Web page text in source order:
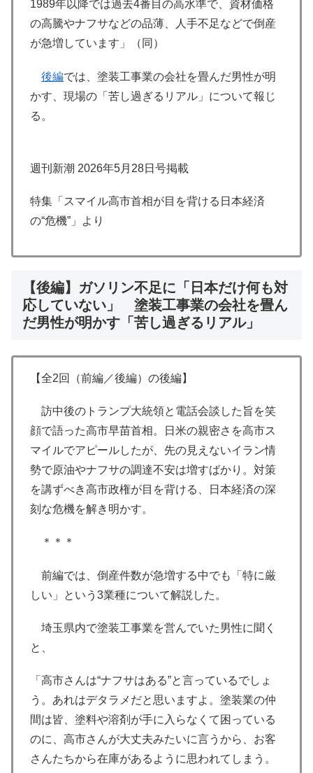
1989年以降では過去4番目の高水準で、資材価格
の高騰やナフサなどの品薄、人手不足などで倒産
が急増しています」（同）
後編では、塗装工事業の会社を畳んだ男性が明
かす、現場の「苦し過ぎるリアル」について報じ
る。
週刊新潮 2026年5月28日号掲載
特集「スマイル高市首相が目を背ける日本経済
の“危機”」より
【後編】ガソリン不足に「日本だけ何も対
応していない」 塗装工事業の会社を畳ん
だ男性が明かす「苦し過ぎるリアル」
【全2回（前編／後編）の後編】
訪中後のトランプ大統領と電話会談した旨を笑
顔で語った高市早苗首相。日米の親密さを高市ス
マイルでアピールしたが、先の見えないイラン情
勢で原油やナフサの調達不安は増すばかり。対策
を講ずべき高市政権が目を背ける、日本経済の深
刻な危機を解き明かす。
＊＊＊
前編では、倒産件数が急増する中でも「特に厳
しい」という3業種について解説した。
埼玉県内で塗装工事業を営んでいた男性に聞く
と、
「高市さんは“ナフサはある”と言っているでしょ
う。あれはデタラメだと思いますよ。塗装業の仲
間は皆、塗料や溶剤が手に入らなくて困っている
のに、高市さんが大丈夫みたいに言うから、お客
さんたちから在庫があるように思われてしまう。